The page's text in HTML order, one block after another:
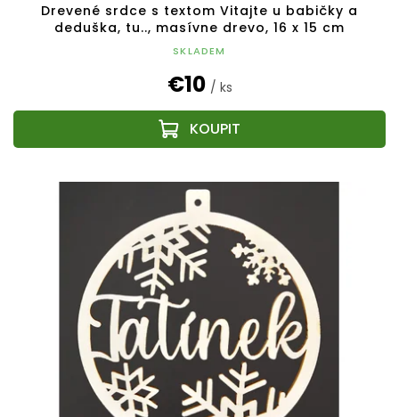
Drevené srdce s textom Vitajte u babičky a
deduška, tu.., masívne drevo, 16 x 15 cm
SKLADEM
€10 / ks